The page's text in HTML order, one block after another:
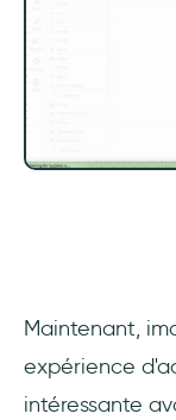
Maintenant,
expérience
intéressante